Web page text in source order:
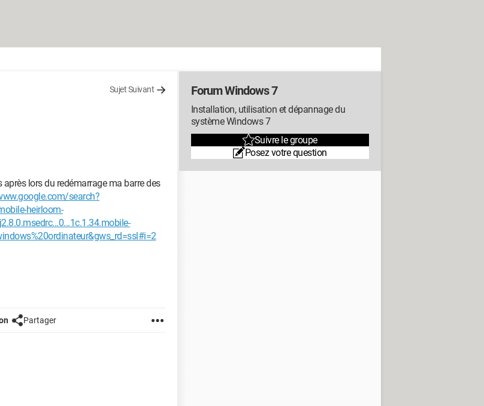
Sujet Suivant
lors du redémarrage ma barre des
search?
heirloom-
Partager
Forum Windows 7
Installation, utilisation et dépannage du
système Windows 7
Suivre le groupe
Posez votre question